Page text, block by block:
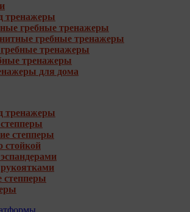
тренажеры
гребные тренажеры
гребные тренажеры
тренажеры
тренажеры
для дома
тренажеры
степперы
стойкой
степперы